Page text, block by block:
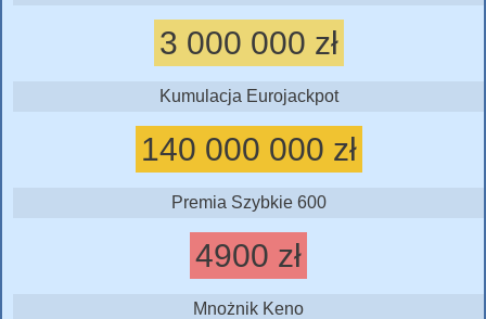
3 000 000 zł
Kumulacja Eurojackpot
140 000 000 zł
Premia Szybkie 600
4900 zł
Mnożnik Keno